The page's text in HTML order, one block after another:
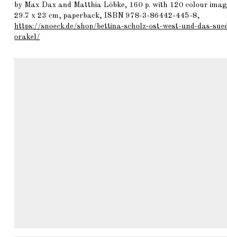
by Max Dax and Matthia Löbke, 160 p. with 120 colour
29.7 x 23 cm, paperback, ISBN 978-3-86442-445-8,
https://snoeck.de/shop/bettina-scholz-ost-west-und-das-
orakel/